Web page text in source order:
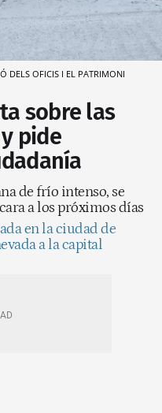
DELS OFICIS I EL PATRIMONI
sobre las
pide
de frío intenso, se
a los próximos días
en la ciudad de
a la capital